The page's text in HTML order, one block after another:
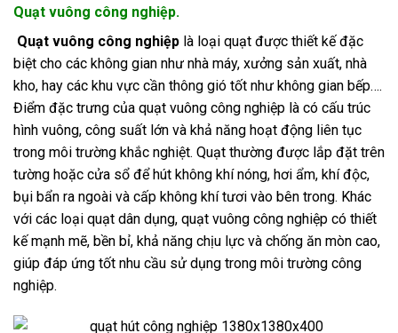
Quạt vuông công nghiệp.
Quạt vuông công nghiệp là loại quạt được thiết kế đặc
biệt cho các không gian như nhà máy, xưởng sản xuất, nhà
kho, hay các khu vực cần thông gió tốt như không gian bếp….
Điểm đặc trưng của quạt vuông công nghiệp là có cấu trúc
hình vuông, công suất lớn và khả năng hoạt động liên tục
trong môi trường khắc nghiệt. Quạt thường được lắp đặt trên
tường hoặc cửa sổ để hút không khí nóng, hơi ẩm, khí độc,
bụi bẩn ra ngoài và cấp không khí tươi vào bên trong. Khác
với các loại quạt dân dụng, quạt vuông công nghiệp có thiết
kế mạnh mẽ, bền bỉ, khả năng chịu lực và chống ăn mòn cao,
giúp đáp ứng tốt nhu cầu sử dụng trong môi trường công
nghiệp.